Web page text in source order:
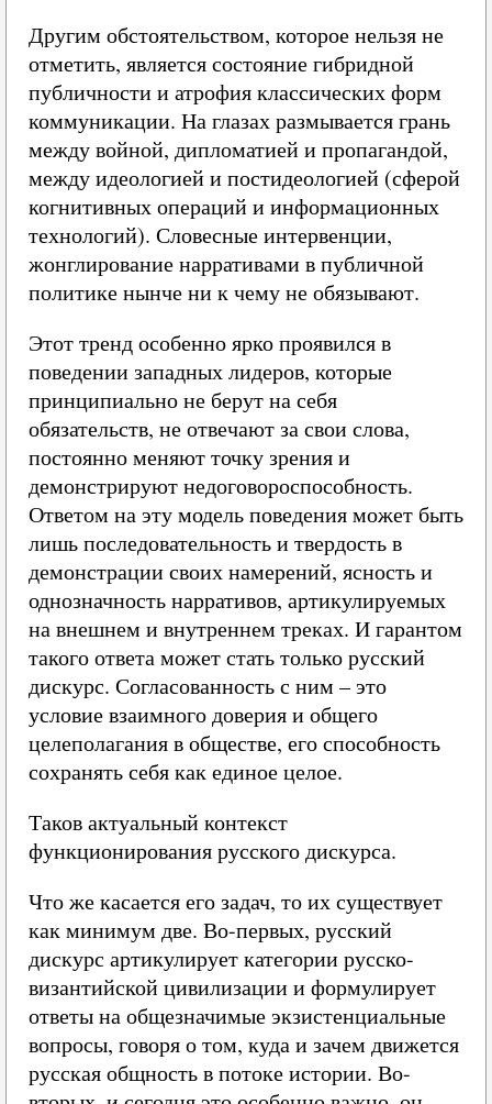
Другим обстоятельством, которое нельзя не
отметить, является состояние гибридной
публичности и атрофия классических форм
коммуникации. На глазах размывается грань
между войной, дипломатией и пропагандой,
между идеологией и постидеологией (сферой
когнитивных операций и информационных
технологий). Словесные интервенции,
жонглирование нарративами в публичной
политике нынче ни к чему не обязывают.
Этот тренд особенно ярко проявился в
поведении западных лидеров, которые
принципиально не берут на себя
обязательств, не отвечают за свои слова,
постоянно меняют точку зрения и
демонстрируют недоговороспособность.
Ответом на эту модель поведения может быть
лишь последовательность и твердость в
демонстрации своих намерений, ясность и
однозначность нарративов, артикулируемых
на внешнем и внутреннем треках. И гарантом
такого ответа может стать только русский
дискурс. Согласованность с ним – это
условие взаимного доверия и общего
целеполагания в обществе, его способность
сохранять себя как единое целое.
Таков актуальный контекст
функционирования русского дискурса.
Что же касается его задач, то их существует
как минимум две. Во-первых, русский
дискурс артикулирует категории русско-
византийской цивилизации и формулирует
ответы на общезначимые экзистенциальные
вопросы, говоря о том, куда и зачем движется
русская общность в потоке истории. Во-